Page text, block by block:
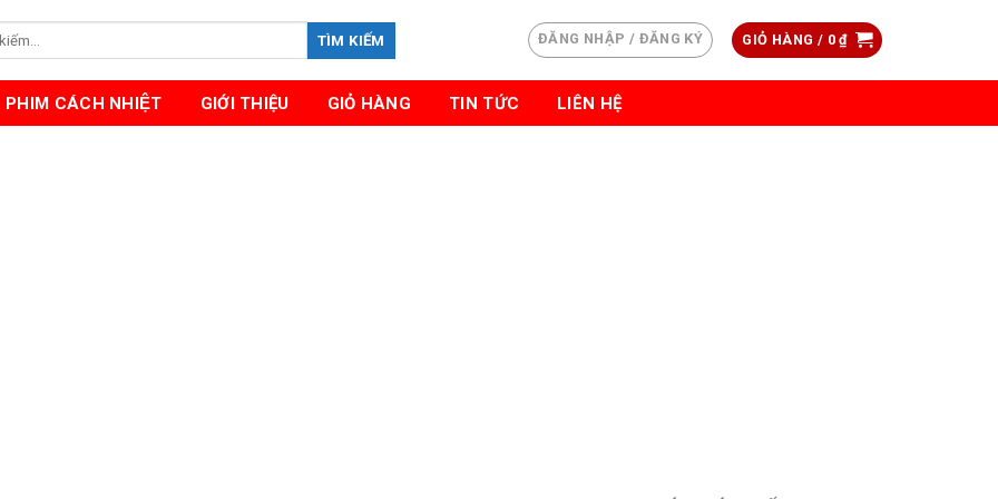
TÌM KIẾM ĐĂNG NHẬP / ĐĂNG KÝ GIỎ HÀNG / 0₫
PHIM CÁCH NHIỆT GIỚI THIỆU GIỎ HÀNG TIN TỨC LIÊN HỆ